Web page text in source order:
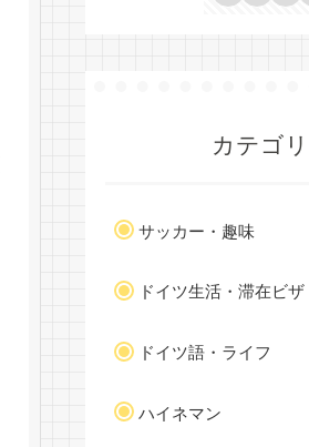
カテゴ
サッカー・趣味
ドイツ生活・滞在ビザ
ドイツ語・ライフ
ハイネマン